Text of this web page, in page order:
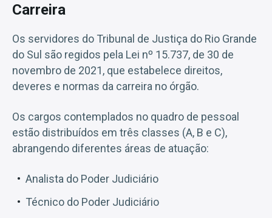
Carreira
Os servidores do Tribunal de Justiça do Rio Grande
do Sul são regidos pela Lei nº 15.737, de 30 de
novembro de 2021, que estabelece direitos,
deveres e normas da carreira no órgão.
Os cargos contemplados no quadro de pessoal
estão distribuídos em três classes (A, B e C),
abrangendo diferentes áreas de atuação:
Analista do Poder Judiciário
Técnico do Poder Judiciário